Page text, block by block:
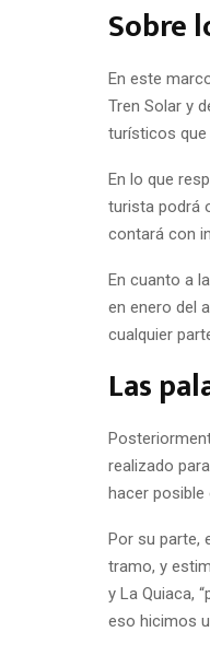
Sobre
En este
Tren Solar y
turísticos que
En lo que
turista podrá
contará con
En cuanto a
en enero del
cualquier
Las
realizado
hacer posible
Por su parte,
tramo, y
y La Quiaca,
eso hicimos